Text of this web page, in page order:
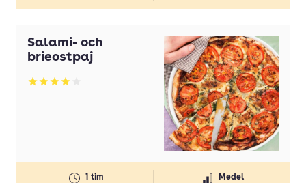
Salami- och
brieostpaj
Betyg: 3.99 av 5
1 tim Medel